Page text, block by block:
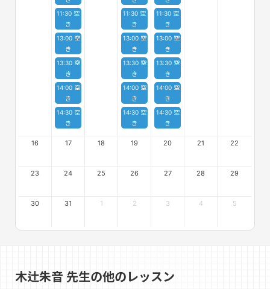
11:30 空
き
13:00 空
き
13:30 空
き
14:00 空
き
14:30 空
き
11:30 空
き
13:00 空
き
13:30 空
き
14:00 空
き
14:30 空
き
11:30 空
き
13:00 空
き
13:30 空
き
14:00 空
き
14:30 空
き
16 17 18 19 20 21 22
23 24 25 26 27 28 29
30 31 1 2 3 4 5
木辻朱音 先生の他のレッスン